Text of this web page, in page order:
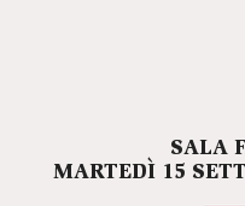
SALA
MARTEDÌ 15